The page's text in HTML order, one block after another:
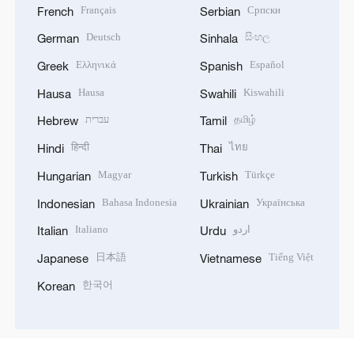
French Français
German Deutsch
Greek Ελληνικά
Hausa Hausa
Hebrew עברית
Hindi हिन्दी
Hungarian Magyar
Indonesian Bahasa Indonesia
Italian Italiano
Japanese 日本語
Korean 한국어
Serbian Српски
Sinhala සිංහල
Spanish Español
Swahili Kiswahili
Tamil தமிழ்
Thai ไทย
Turkish Türkçe
Ukrainian Українська
Urdu اردو
Vietnamese Tiếng Việt